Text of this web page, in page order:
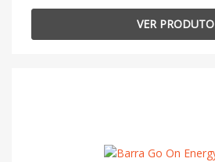
VER PRODUTO